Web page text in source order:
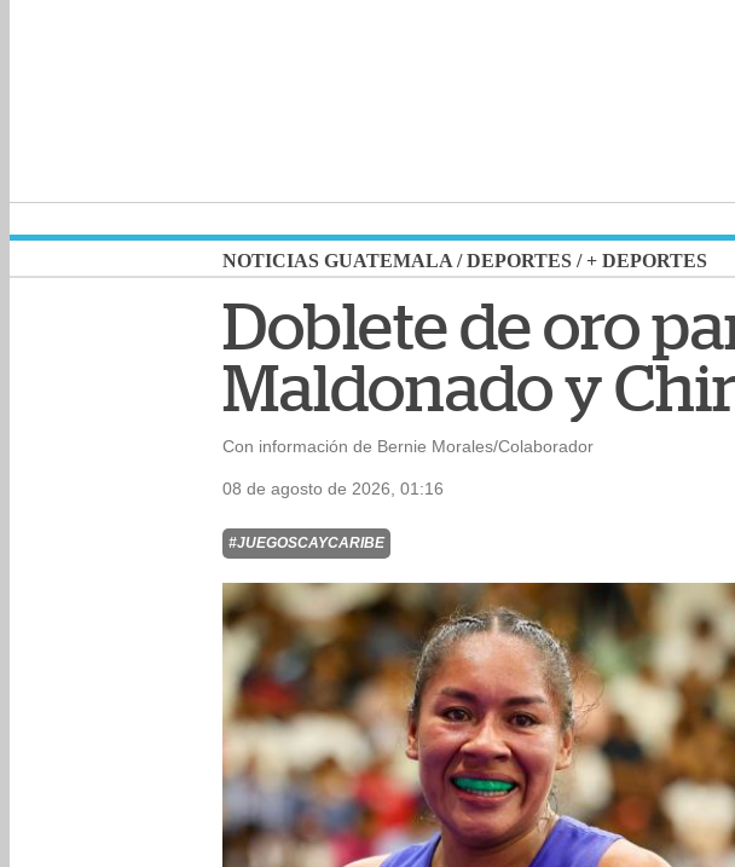
NOTICIAS GUATEMALA /DEPORTES /+ DEPORTES
Doblete de oro
Maldonado y
Con información de Bernie Morales/Colaborador
08 de agosto de 2026, 01:16
#JUEGOSCAYCARIBE